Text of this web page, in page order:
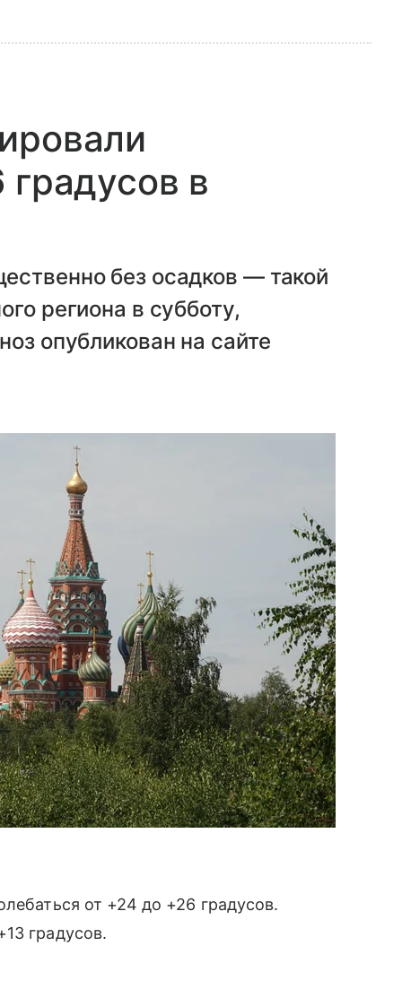
в
без осадков — такой
региона в субботу,
опубликован на сайте
от +24 до +26 градусов.
градусов.